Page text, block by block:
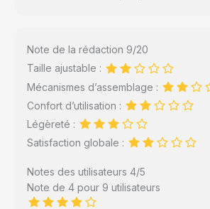
Note de la rédaction 9/20
Taille ajustable :
Mécanismes d’assemblage :
Confort d’utilisation :
Légèreté :
Satisfaction globale :
Notes des utilisateurs 4/5
Note de 4 pour 9 utilisateurs